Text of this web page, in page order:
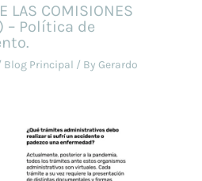
LAS COMISIONES
– Política de
Blog Principal / By Gerardo